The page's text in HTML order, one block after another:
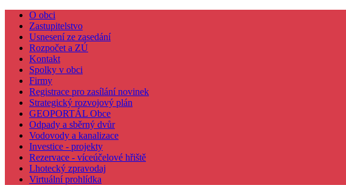
O obci
Zastupitelstvo
Usnesení ze zasedání
Rozpočet a ZÚ
Kontakt
Spolky v obci
Firmy
Registrace pro zasílání novinek
Strategický rozvojový plán
GEOPORTÁL Obce
Odpady a sběrný dvůr
Vodovody a kanalizace
Investice - projekty
Rezervace - víceúčelové hřiště
Lhotecký zpravodaj
Virtuální prohlídka